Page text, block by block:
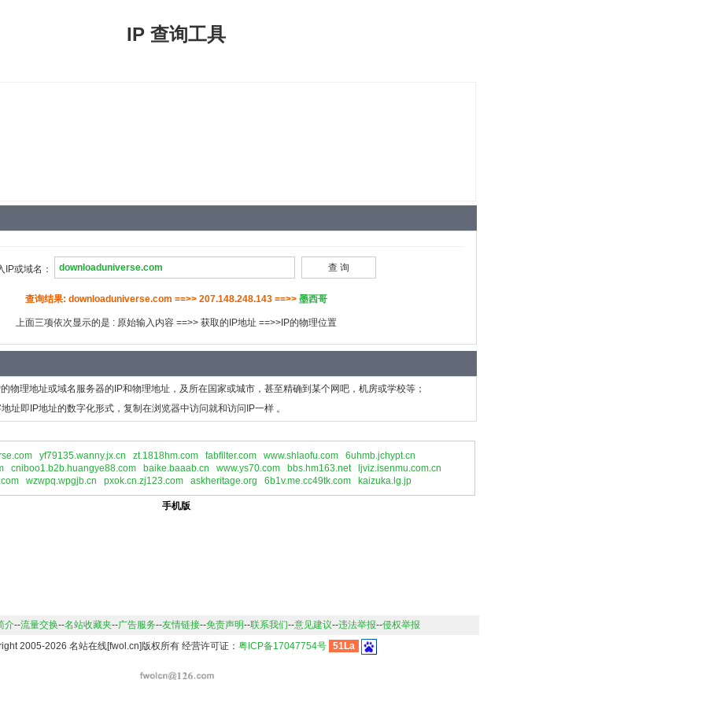
IP 查询工具
IP或域名：
查询结果: downloaduniverse.com ==>> 207.148.248.143 ==>> 墨西哥
上面三项依次显示的是 : 原始输入内容 ==>> 获取的IP地址 ==>>IP的物理位置
物理地址或域名服务器的IP和物理地址，及所在国家或城市，甚至精确到某个网吧，机房或学校等；
址即IP地址的数字化形式，复制在浏览器中访问就和访问IP一样 。
yf79135.wanny.jx.cn zt.1818hm.com fabfilter.com www.shlaofu.com
6uhmb.jchypt.cn
cniboo1.b2b.huangye88.com baike.baaab.cn www.ys70.com bbs.hm163.net
ljviz.isenmu.com.cn
wzwpq.wpgjb.cn pxok.cn.zj123.com askheritage.org 6b1v.me.cc49tk.com kaizuka.lg.jp
手机版
介--流量交换--名站收藏夹--广告服务--友情链接--免责声明--联系我们--意见建议--违法举报--侵权举报
2005-2026 名站在线[fwol.cn]版权所有 经营许可证： 粤ICP备17047754号 51La